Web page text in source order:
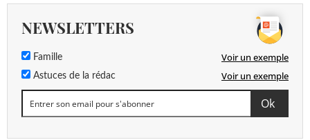
NEWSLETTERS
Famille Voir un exemple
Astuces de la rédac Voir un exemple